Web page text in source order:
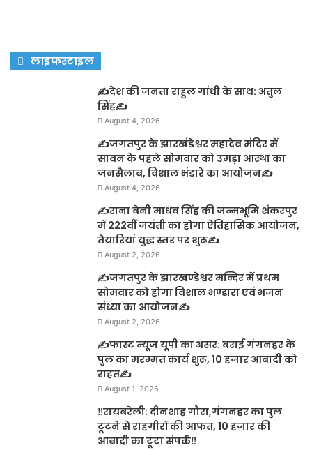
लाइफस्टाइल
✍️देश की जनता राहुल गांधी के साथ: अतुल
सिंह✍️
August 4, 2026
✍️जगतपुर के झारखंडेश्वर महादेव मंदिर में
सावन के पहले सोमवार को उमड़ा आस्था का
जनसैलाब, विशाल भंडारे का आयोजन✍️
August 4, 2026
✍️राना बेनी माधव सिंह की जन्मभूमि शंकरपुर
में 222वीं जयंती का होगा ऐतिहासिक आयोजन,
तैयारियां युद्ध स्तर पर शुरू✍️
August 2, 2026
✍️जगतपुर के झारखण्डेश्वर मन्दिर में प्रथम
सोमवार को होगा विशाल भण्डारा एवं भजन
संध्या का आयोजन✍️
August 2, 2026
✍️फास्ट न्यूज यूपी का असर: बराई गंगनहर के
पुल का मरम्मत कार्य शुरू, 10 हजार आबादी को
राहत✍️
August 1, 2026
‼️रायबरेली: दीनशाह गौरा,गंगनहर का पुल
टूटने से राहगीरों की आफत, 10 हजार की
आबादी का टूटा संपर्क‼️